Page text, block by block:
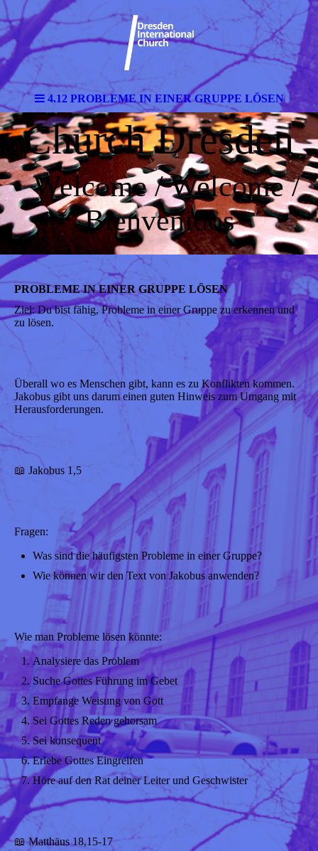
4.12 PROBLEME IN EINER GRUPPE LÖSEN
Church Dresden
Welcome / Welcome /
Bienvenidos
PROBLEME IN EINER GRUPPE LÖSEN
Ziel: Du bist fähig, Probleme in einer Gruppe zu erkennen und
zu lösen.
Überall wo es Menschen gibt, kann es zu Konflikten kommen.
Jakobus gibt uns darum einen guten Hinweis zum Umgang mit
Herausforderungen.
📖 Jakobus 1,5
Fragen:
Was sind die häufigsten Probleme in einer Gruppe?
Wie können wir den Text von Jakobus anwenden?
Wie man Probleme lösen könnte:
Analysiere das Problem
Suche Gottes Führung im Gebet
Empfange Weisung von Gott
Sei Gottes Reden gehorsam
Sei konsequent
Erlebe Gottes Eingreifen
Höre auf den Rat deiner Leiter und Geschwister
📖 Matthäus 18,15-17